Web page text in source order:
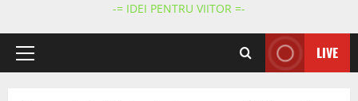
-= IDEI PENTRU VIITOR =-
Primary
LIVE